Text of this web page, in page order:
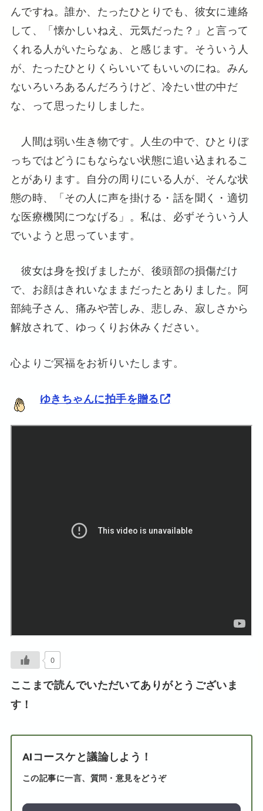
んですね。誰か、たったひとりでも、彼女に連絡
して、「懐かしいねえ、元気だった？」と言って
くれる人がいたらなぁ、と感じます。そういう人
が、たったひとりくらいいてもいいのにね。みん
ないろいろあるんだろうけど、冷たい世の中だ
な、って思ったりしました。
人間は弱い生き物です。人生の中で、ひとりぼ
っちではどうにもならない状態に追い込まれるこ
とがあります。自分の周りにいる人が、そんな状
態の時、「その人に声を掛ける・話を聞く・適切
な医療機関につなげる」。私は、必ずそういう人
でいようと思っています。
彼女は身を投げましたが、後頭部の損傷だけ
で、お顔はきれいなままだったとありました。阿
部純子さん、痛みや苦しみ、悲しみ、寂しさから
解放されて、ゆっくりお休みください。
心よりご冥福をお祈りいたします。
ゆきちゃんに拍手を贈る
0
ここまで読んでいただいてありがとうございま
す！
AIコースケと議論しよう！
この記事に一言、質問・意見をどうぞ